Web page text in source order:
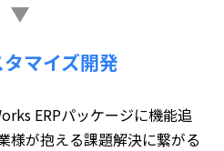
マイズ開発
ERPパッケージに機能追
様が抱える課題解決に繋がる